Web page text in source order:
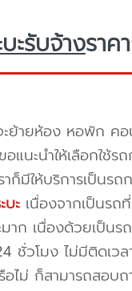
ะรับจ้างรา
ย้ายห้อง หอพัก คอ
อแนะนำให้เลือกใช้
มีให้บริการเป็นรถ
บะเนื่องจากเป็นรถ
ก เนื่องด้วยเป็นร
วโมง ไม่มีติดเว
ไม่ ก็สามารถสอบถ